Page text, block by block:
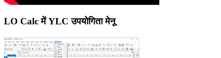
LO Calc में YLC उपयोगिता मेनू